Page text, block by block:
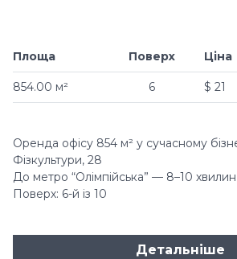
Площа
854.00 м²
Поверх
6
Ціна
$ 21
Оренда офісу 854 м² у сучасному
Фізкультури, 28
До метро “Олімпійська” — 8–10
Поверх: 6-й із 10
Детальніше